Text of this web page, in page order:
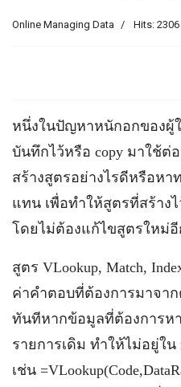
Online Managing Data Hits: 2306
หนึ่งในปัญหาหนักอกของผู้
บันทึกไว้หรือ copy มาใช้ต่
สร้างสูตรอย่างไรดีหรือห
แทน เพื่อทำให้สูตรที่สร้าง
โดยไม่ต้องแก้ไขสูตรใหม่อี
สูตร VLookup, Match,
ค่าคำตอบที่ต้องการมาจา
ทันทีหากข้อมูลที่ต้องการห
รายการเดิม ทำให้ไม่อยู่ใ
เช่น